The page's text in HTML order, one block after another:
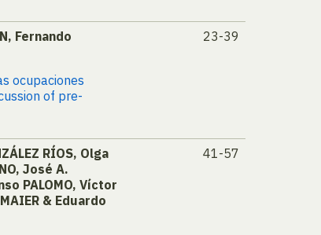
Fernando
ocupaciones
of pre-
23-39
RÍOS, Olga
José A.
PALOMO, Víctor
& Eduardo
41-57